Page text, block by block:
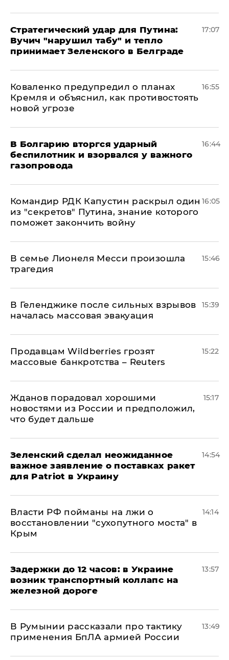
Стратегический удар для Путина:
Вучич "нарушил табу" и тепло
принимает Зеленского в Белграде
17:07
Коваленко предупредил о планах
Кремля и объяснил, как противостоять
новой угрозе
16:55
В Болгарию вторгся ударный
беспилотник и взорвался у важного
газопровода
16:44
Командир РДК Капустин раскрыл один
из "секретов" Путина, знание которого
поможет закончить войну
16:05
В семье Лионеля Месси произошла
трагедия
15:46
В Геленджике после сильных взрывов
началась массовая эвакуация
15:39
Продавцам Wildberries грозят
массовые банкротства – Reuters
15:22
Жданов порадовал хорошими
новостями из России и предположил,
что будет дальше
15:17
Зеленский сделал неожиданное
важное заявление о поставках ракет
для Patriot в Украину
14:54
Власти РФ пойманы на лжи о
восстановлении "сухопутного моста" в
Крым
14:14
Задержки до 12 часов: в Украине
возник транспортный коллапс на
железной дороге
13:57
В Румынии рассказали про тактику
применения БпЛА армией России
13:49